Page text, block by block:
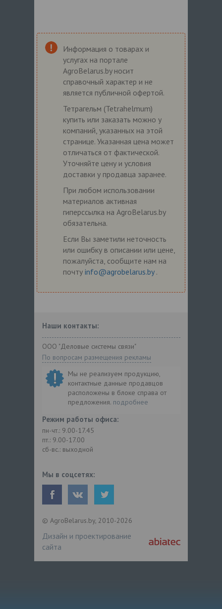
Информация о товарах и
услугах на портале
AgroBelarus.by носит
справочный характер и не
является публичной офертой.
Тетрагельм (Tetrahelmum)
купить или заказать можно у
компаний, указанных на этой
странице. Указанная цена может
отличаться от фактической.
Уточняйте цену и условия
доставки у продавца заранее.
При любом использовании
материалов активная
гиперссылка на AgroBelarus.by
обязательна.
Если Вы заметили неточность
или ошибку в описании или цене,
пожалуйста, сообщите нам на
почту info@agrobelarus.by .
Наши контакты:
ООО "Деловые системы связи"
По вопросам размещения рекламы
Мы не реализуем продукцию,
контактные данные продавцов
расположены в блоке справа от
предложения. подробнее
Режим работы офиса:
пн-чт.: 9.00-17.45
пт.: 9.00-17.00
сб-вс.: выходной
Мы в соцсетях:
© AgroBelarus.by, 2010-2026
Дизайн и проектирование
сайта